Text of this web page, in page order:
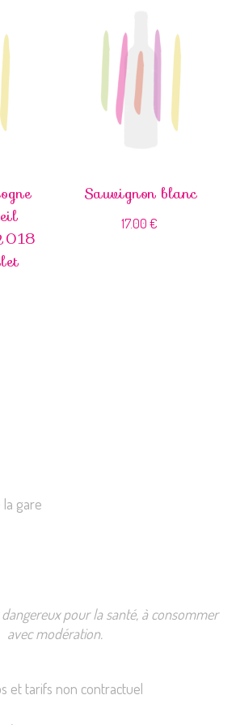
Sauvignon blanc
17.00€
gare
dangereux pour la santé, à consommer
avec modération.
et tarifs non contractuel